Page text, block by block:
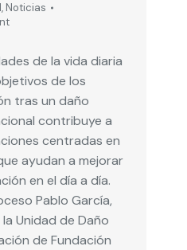
, Noticias
de la vida diaria
de los
tras un daño
contribuye a
centradas en
ayudan a mejorar
en el día a día.
Pablo García,
Unidad de Daño
de Fundación